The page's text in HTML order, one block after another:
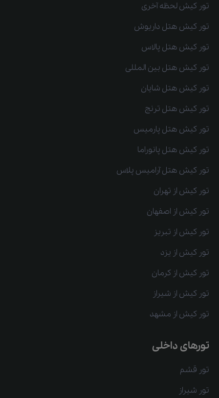
تور کیش لحظه آخری
تور کیش هتل داریوش
تور کیش هتل پالاس
تور کیش هتل بین المللی
تور کیش هتل شایان
تور کیش هتل ترنج
تور کیش هتل پارمیس
تور کیش هتل پانوراما
تور کیش هتل آرامیس پلاس
تور کیش از تهران
تور کیش از اصفهان
تور کیش از تبریز
تور کیش از یزد
تور کیش از کرمان
تور کیش از شیراز
تور کیش از مشهد
تورهای داخلی
تور قشم
تور شیراز